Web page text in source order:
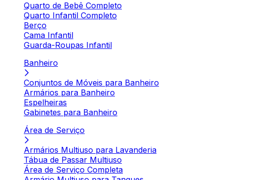
Quarto de Bebê Completo
Quarto Infantil Completo
Berço
Cama Infantil
Guarda-Roupas Infantil
Banheiro
Conjuntos de Móveis para Banheiro
Armários para Banheiro
Espelheiras
Gabinetes para Banheiro
Área de Serviço
Armários Multiuso para Lavanderia
Tábua de Passar Multiuso
Área de Serviço Completa